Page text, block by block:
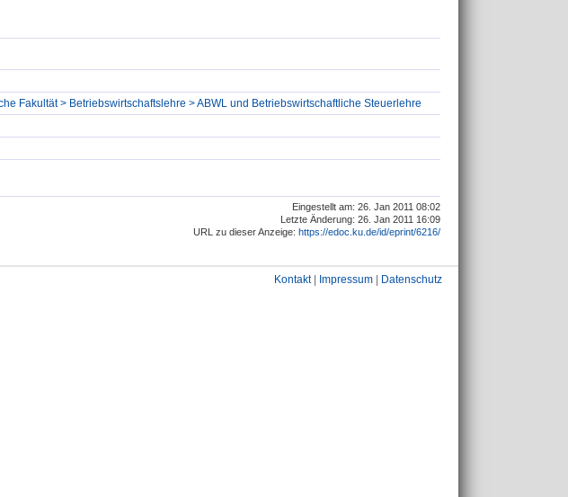
Fakultät > Betriebswirtschaftslehre > ABWL und Betriebswirtschaftliche Steuerlehre
Eingestellt am: 26. Jan 2011 08:02
Letzte Änderung: 26. Jan 2011 16:09
URL zu dieser Anzeige: https://edoc.ku.de/id/eprint/6216/
Kontakt| Impressum Datenschutz